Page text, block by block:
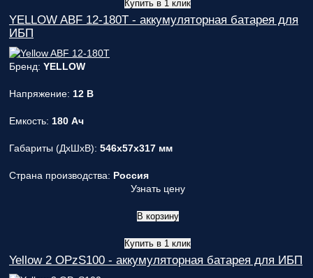
Купить в 1 клик
YELLOW ABF 12-180T - аккумуляторная батарея для
ИБП
Бренд: YELLOW
Напряжение: 12 В
Емкость: 180 Ач
Габариты (ДxШxВ): 546x57x317 мм
Страна производства: Россия
Узнать цену
В корзину
Купить в 1 клик
Yellow 2 OPzS100 - аккумуляторная батарея для ИБП